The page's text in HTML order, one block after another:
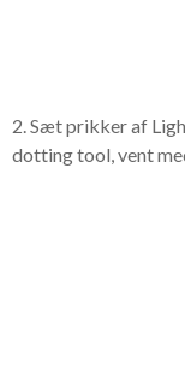
2. Sæt prikker af
dotting tool, vent